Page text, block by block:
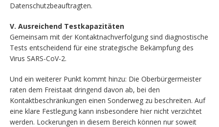
Datenschutzbeauftragten.
V. Ausreichend Testkapazitäten
Gemeinsam mit der Kontaktnachverfolgung sind diagnostische
Tests entscheidend für eine strategische Bekämpfung des
Virus SARS-CoV-2.
Und ein weiterer Punkt kommt hinzu: Die Oberbürgermeister
raten dem Freistaat dringend davon ab, bei den
Kontaktbeschränkungen einen Sonderweg zu beschreiten. Auf
eine klare Festlegung kann insbesondere hier nicht verzichtet
werden. Lockerungen in diesem Bereich können nur soweit